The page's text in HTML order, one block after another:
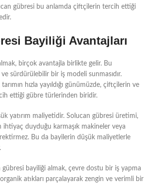
gübresi bu anlamda çiftçilerin tercih ettiği
Bayiliği Avantajları
birçok avantajla birlikte gelir. Bu
ve sürdürülebilir bir iş modeli sunmasıdır.
hızla yayıldığı günümüzde, çiftçilerin ve
ettiği gübre türlerinden biridir.
yatırım maliyetidir. Solucan gübresi üretimi,
ihtiyaç duyduğu karmaşık makineler veya
Bu da bayilerin düşük maliyetlerle
bayiliği almak, çevre dostu bir iş yapma
atıkları parçalayarak zengin ve verimli bir